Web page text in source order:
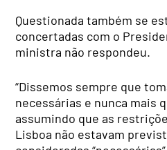
Questionada também se
concertadas com o
ministra não respondeu.
“Dissemos sempre que
necessárias e nunca mais
assumindo que as
Lisboa não estavam